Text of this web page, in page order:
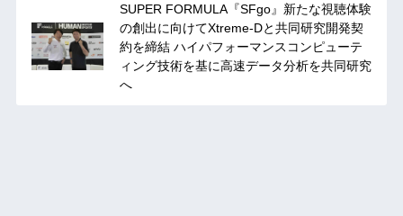
SUPER FORMULA『SFgo』新たな視聴体験
の創出に向けてXtreme-Dと共同研究開発契
約を締結 ハイパフォーマンスコンピューテ
ィング技術を基に⾼速データ分析を共同研究
へ